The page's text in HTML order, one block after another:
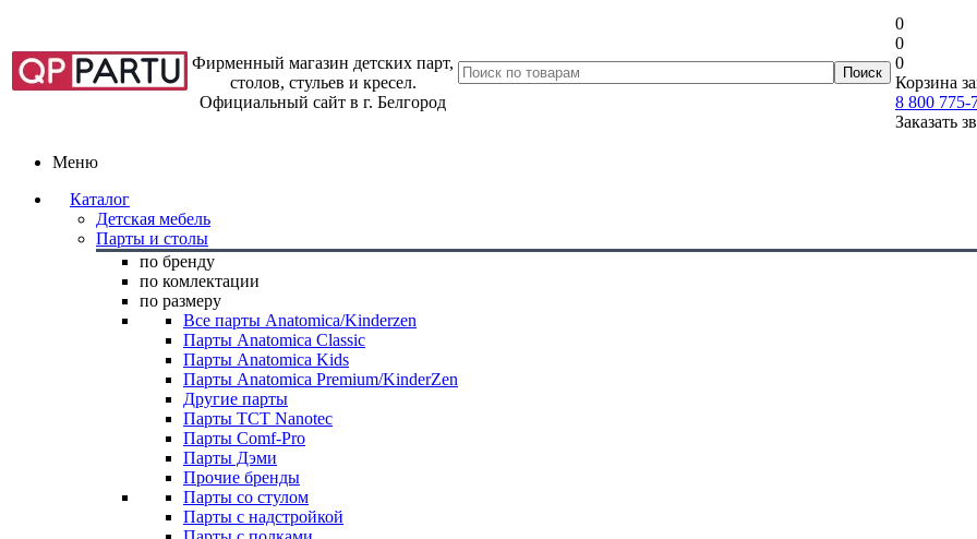
Фирменный магазин детских парт,
столов, стульев и кресел.
Официальный сайт в г. Белгород
0
0
0
Корзина
8 800 775-
Заказать
Меню
Каталог
Детская мебель
Парты и столы
по бренду
по комлектации
по размеру
Все парты Anatomica/Kinderzen
Парты Anatomica Classic
Парты Anatomica Kids
Парты Anatomica Premium/KinderZen
Другие парты
Парты TCT Nanotec
Парты Comf-Pro
Парты Дэми
Прочие бренды
Парты со стулом
Парты с надстройкой